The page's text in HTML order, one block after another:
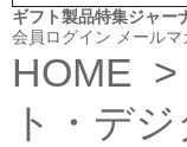
ギフト製品特集ジャー
会員ログイン メール
HOME >
ト・デ